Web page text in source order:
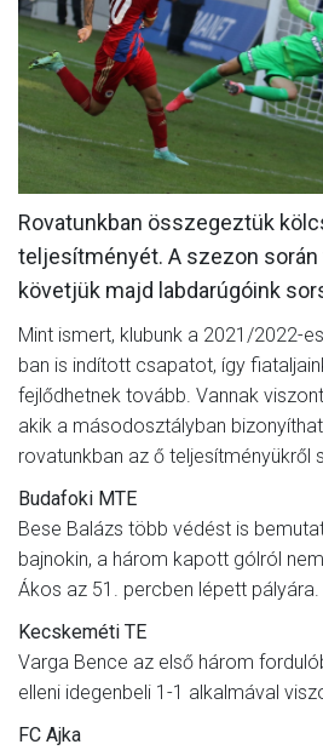
KLUB
GALÉRIA
SZURKOLÓI
Rovatunkban összegeztük
teljesítményét. A szezon során
követjük majd labdarúgóink
Mint ismert, klubunk a 2021/2022-
ban is indított csapatot, így
fejlődhetnek tovább. Vannak
akik a másodosztályban
rovatunkban az ő teljesítményükről
Budafoki MTE
Bese Balázs több védést is
bajnokin, a három kapott gólról
Ákos az 51. percben lépett pályára.
Kecskeméti TE
Varga Bence az első három
elleni idegenbeli 1-1 alkalmával
FC Ajka